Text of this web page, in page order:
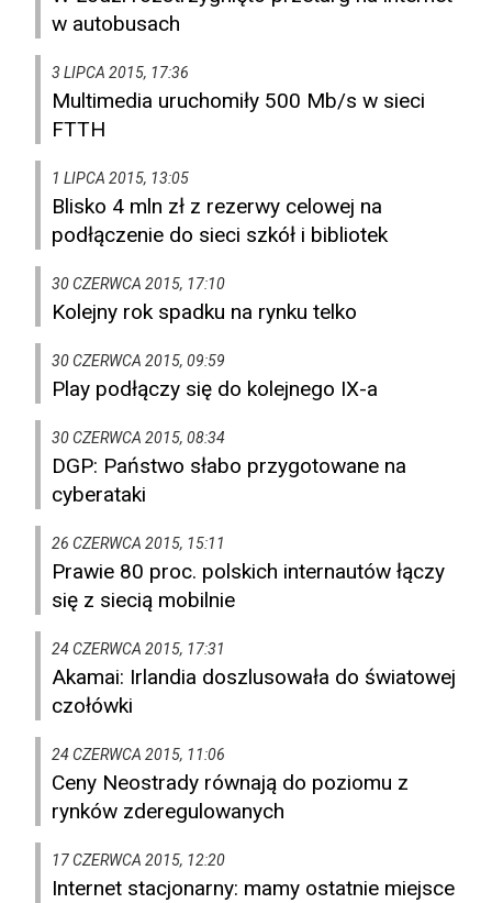
w autobusach
3 LIPCA 2015, 17:36
Multimedia uruchomiły 500 Mb/s w sieci
FTTH
1 LIPCA 2015, 13:05
Blisko 4 mln zł z rezerwy celowej na
podłączenie do sieci szkół i bibliotek
30 CZERWCA 2015, 17:10
Kolejny rok spadku na rynku telko
30 CZERWCA 2015, 09:59
Play podłączy się do kolejnego IX-a
30 CZERWCA 2015, 08:34
DGP: Państwo słabo przygotowane na
cyberataki
26 CZERWCA 2015, 15:11
Prawie 80 proc. polskich internautów łączy
się z siecią mobilnie
24 CZERWCA 2015, 17:31
Akamai: Irlandia doszlusowała do światowej
czołówki
24 CZERWCA 2015, 11:06
Ceny Neostrady równają do poziomu z
rynków zderegulowanych
17 CZERWCA 2015, 12:20
Internet stacjonarny: mamy ostatnie miejsce